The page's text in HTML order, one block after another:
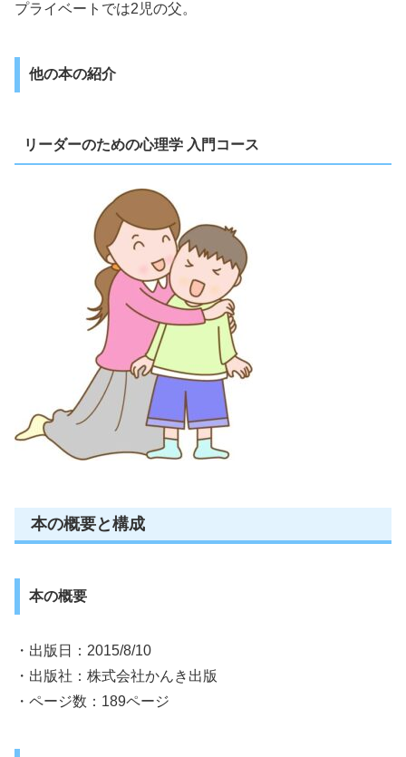
プライベートでは2児の父。
他の本の紹介
リーダーのための心理学 入門コース
本の概要と構成
本の概要
・出版日：2015/8/10
・出版社：株式会社かんき出版
・ページ数：189ページ